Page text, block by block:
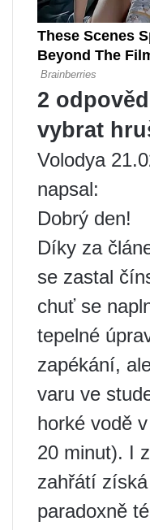
2
vybrat
Volodya
napsal:
Dobrý den!
Díky za
se zastal
chuť se
tepelné
zapékání,
varu ve
horké vodě
20 minut). I
zahřátí
paradoxně